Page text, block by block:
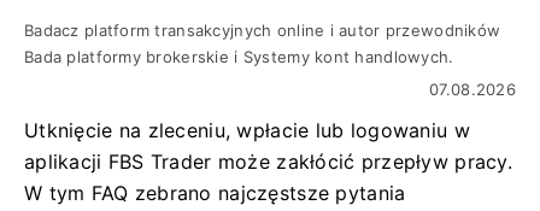
Badacz platform transakcyjnych online i autor przewodników
Bada platformy brokerskie i Systemy kont handlowych.
07.08.2026
Utknięcie na zleceniu, wpłacie lub logowaniu w
aplikacji FBS Trader może zakłócić przepływ pracy.
W tym FAQ zebrano najczęstsze pytania